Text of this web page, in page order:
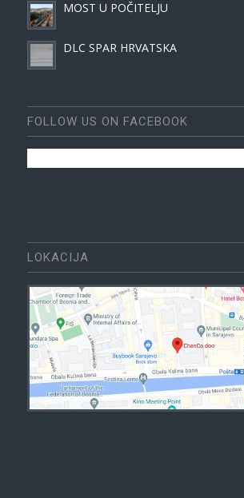
MOST U POČITELJU
DLC SPAR HRVATSKA
FOLLOW US ON FACEBOOK
LOKACIJA